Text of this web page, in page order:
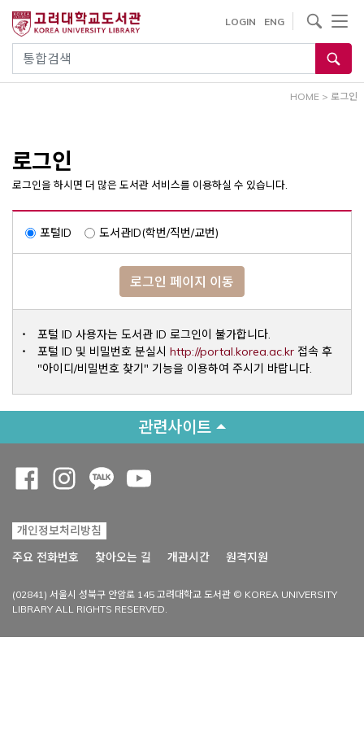
건
통합검색
LOGIN ENG
사이트내 검색
HOME > 로그인
로그인
로그인을 하시면 더 많은 도서관 서비스를 이용하실 수 있습니다.
포털ID 도서관ID(학번/직번/교번)
로그인 페이지 이동
포털 ID 사용자는 도서관 ID 로그인이 불가합니다.
포털 ID 및 비밀번호 분실시 http://portal.korea.ac.krOpens a
접속 후
"아이디/비밀번호 찾기" 기능을 이용하여 주시기 바랍니다.
관련사이트
개인정보처리방침
주요 전화번호
찾아오는 길 개관시간 원격지원
(02841) 서울시 성북구 안암로 145 고려대학교 도서관 © KOREA UNIVERSITY
LIBRARY ALL RIGHTS RESERVED.
Opens a new window
Opens a new window
Opens a new window